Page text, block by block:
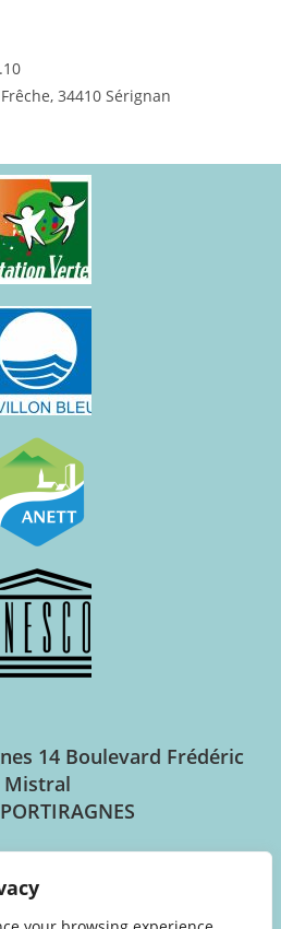
34410 Sérignan
14 Boulevard Frédéric
Mistral
d’ouverture